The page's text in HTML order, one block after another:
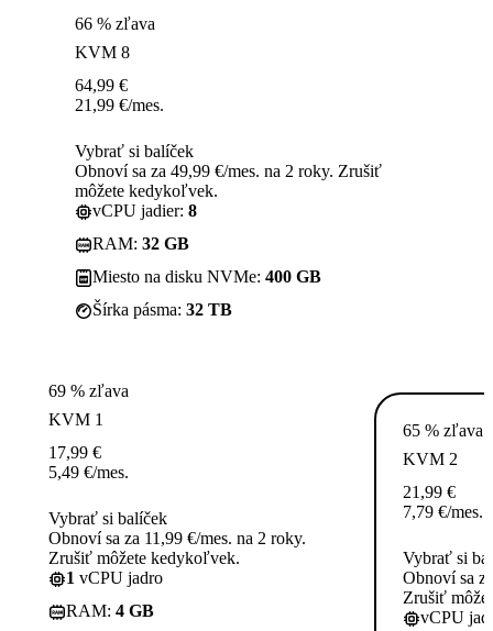
66 % zľava
KVM 8
64,99 €
21,99 €/mes.
Vybrať si balíček
Obnoví sa za 49,99 €/mes. na 2 roky. Zrušiť
môžete kedykoľvek.
vCPU jadier: 8
RAM: 32 GB
Miesto na disku NVMe: 400 GB
Šírka pásma: 32 TB
69 % zľava
KVM 1
17,99 €
5,49 €/mes.
Vybrať si balíček
Obnoví sa za 11,99 €/mes. na 2 roky.
Zrušiť môžete kedykoľvek.
1 vCPU jadro
RAM: 4 GB
65 % zľava
KVM 2
21,99 €
7,79 €/mes.
Vybrať si
Obnoví sa
Zrušiť
vCPU